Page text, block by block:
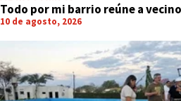
Todo por mi barrio reúne a
10 de agosto, 2026